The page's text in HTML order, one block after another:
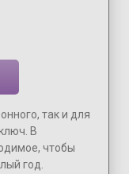
так и для
В
чтобы
год.